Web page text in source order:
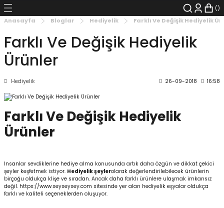
Mug
Kit
Roman
Kitaplar
Gelişim Kitapları
Blu-RAY
Anasayfa Bloglar Hediyelik Farklı Ve Değişik Hediyelik
Farklı Ve Değişik Hediyelik
Ürünler
Hediyelik 26-09-2018 16:58
Farklı Ve Değişik Hediyelik
Ürünler
İnsanlar sevdiklerine hediye alma konusunda artık daha özgün ve dikkat çekici
şeyler keşfetmek istiyor. Hediyelik şeylerolarak değerlendirilebilecek ürünlerin
birçoğu oldukça klişe ve sıradan. Ancak daha farklı ürünlere ulaşmak imkansız
değil. https://www.seyseysey.com sitesinde yer alan hediyelik eşyalar oldukça
farklı ve kaliteli seçeneklerden oluşuyor.